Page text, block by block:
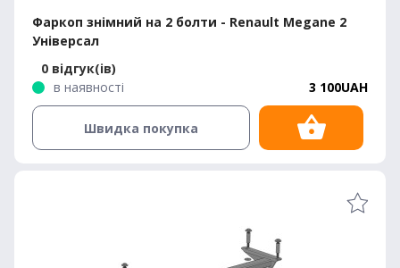
Фаркоп знімний на 2 болти - Renault Megane 2
Універсал
0 відгук(ів)
в наявності
3 100UAH
Швидка покупка